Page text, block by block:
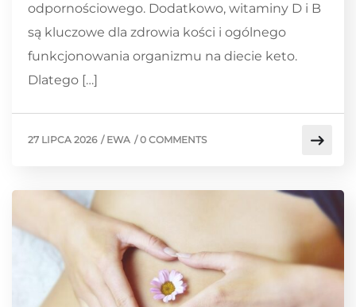
odpornościowego. Dodatkowo, witaminy D i B
są kluczowe dla zdrowia kości i ogólnego
funkcjonowania organizmu na diecie keto.
Dlatego […]
27 LIPCA 2026 / EWA /0 COMMENTS